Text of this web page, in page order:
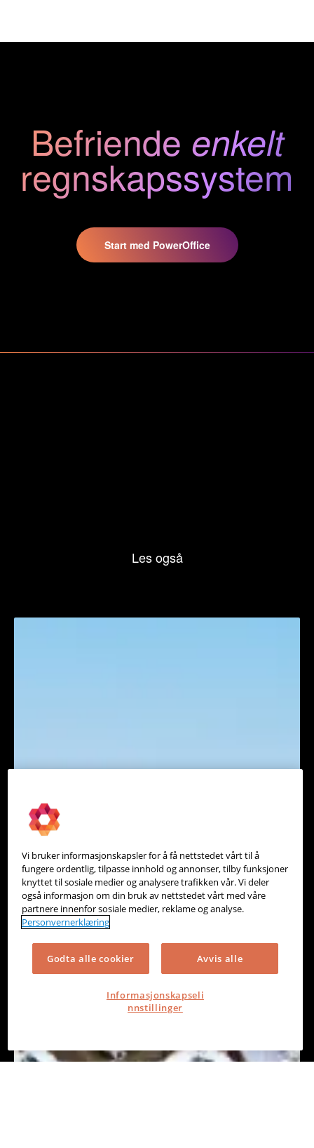
Befriende enkelt
regnskapssystem
Start med PowerOffice
Les også
Vi bruker informasjonskapsler for å få nettstedet vårt til å
fungere ordentlig, tilpasse innhold og annonser, tilby funksjoner
knyttet til sosiale medier og analysere trafikken vår. Vi deler
også informasjon om din bruk av nettstedet vårt med våre
partnere innenfor sosiale medier, reklame og analyse.
Personvernerklæring
Godta alle cookier Avvis alle
Informasjonskapseli
nnstillinger